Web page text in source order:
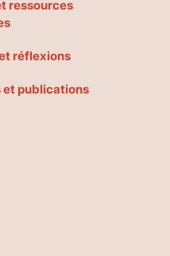
ressources
réflexions
et publications